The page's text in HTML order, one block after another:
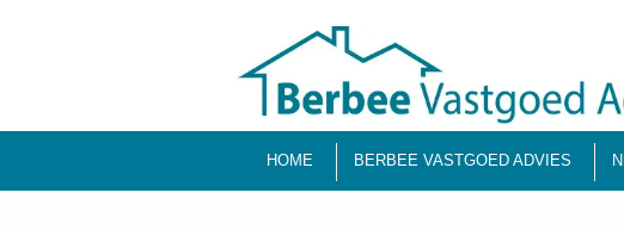
HOME BERBEE VASTGOED ADVIES